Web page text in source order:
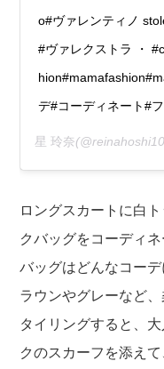
o#ヴァレンティノ
#ヴァレクストラ ・
デ#コーディネート#
星 玲奈
ロングスカートに白
クバッグをコーディ
バッグはどんなコー
ラウンやグレーなど
タイリングすると、
クのスカーフを添え